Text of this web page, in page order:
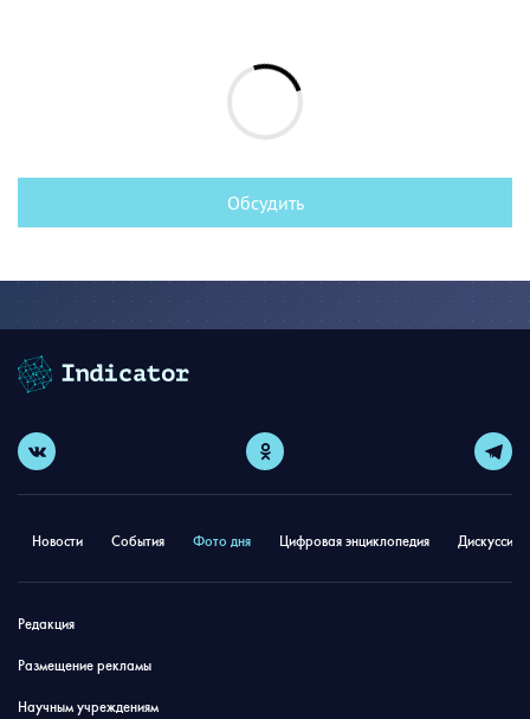
Обсудить
Новости События Фото дня Цифровая энциклопедия
Редакция
Размещение рекламы
Научным учреждениям